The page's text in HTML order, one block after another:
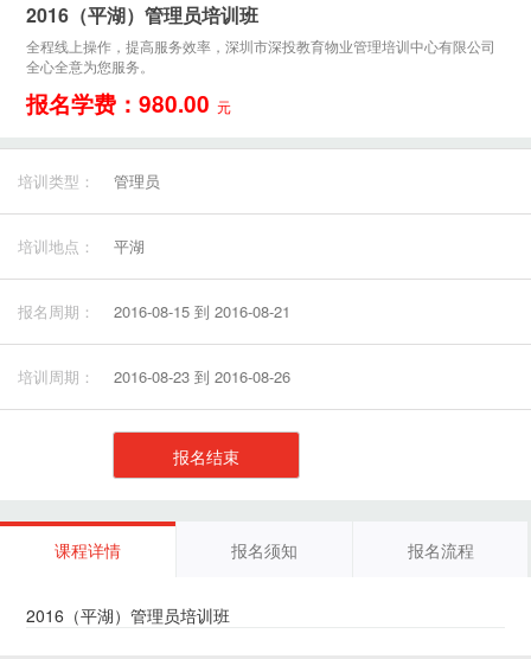
2016（平湖）管理员培训班
全程线上操作，提高服务效率，深圳市深投教育物业管理培训中心有限公司
全心全意为您服务。
报名学费：980.00 元
培训类型： 管理员
培训地点： 平湖
报名周期： 2016-08-15 到 2016-08-21
培训周期： 2016-08-23 到 2016-08-26
报名结束
课程详情 报名须知 报名流程
2016（平湖）管理员培训班